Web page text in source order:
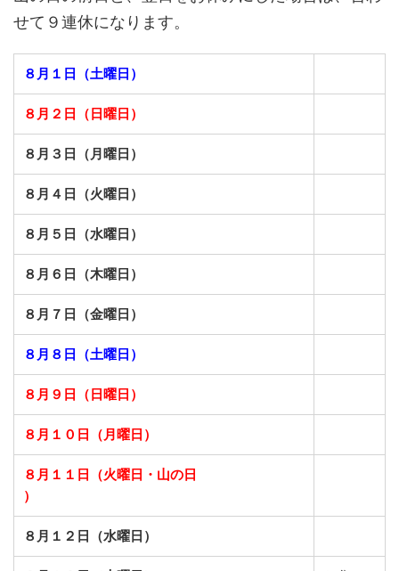
せて９連休になります。
８月１日（土曜日）
８月２日（日曜日）
８月３日（月曜日）
８月４日（火曜日）
８月５日（水曜日）
８月６日（木曜日）
８月７日（金曜日）
８月８日（土曜日）
８月９日（日曜日）
８月１０日（月曜日）
８月１１日（火曜日・山の日
）
８月１２日（水曜日）